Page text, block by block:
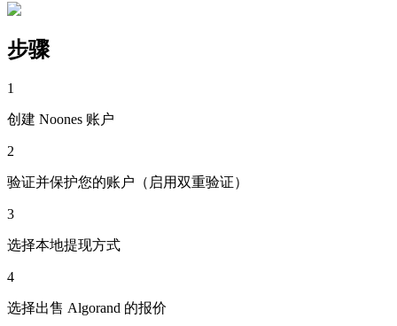
步骤
1
创建 Noones 账户
2
验证并保护您的账户（启用双重验证）
3
选择本地提现方式
4
选择出售 Algorand 的报价